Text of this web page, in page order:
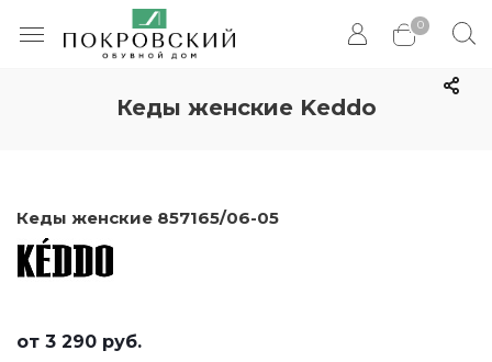
0
Кеды женские Keddo
Кеды женские 857165/06-05
от 3 290 руб.